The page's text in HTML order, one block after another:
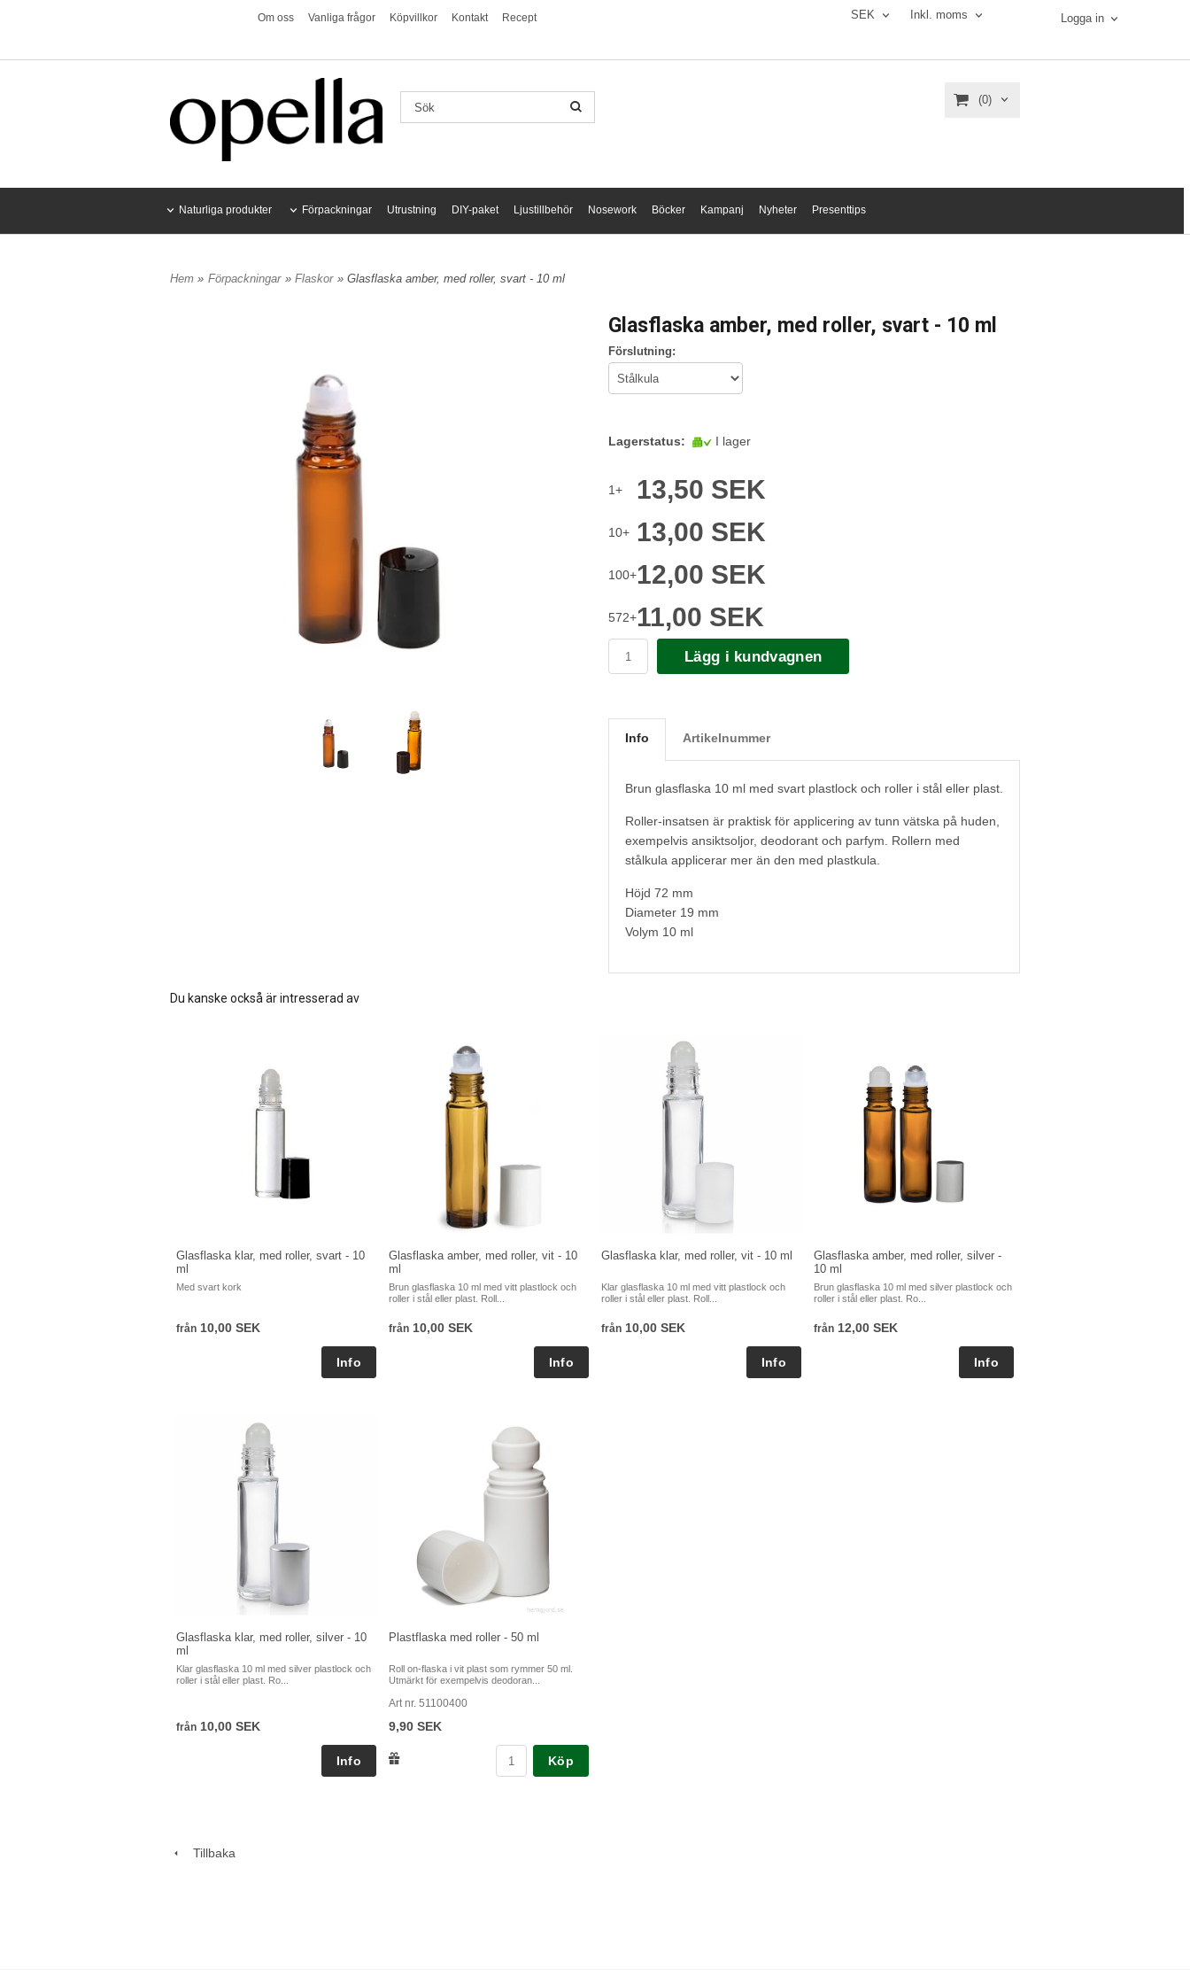
Om oss Vanliga frågor Köpvillkor Kontakt Recept SEK Inkl. moms Logga in
(0)
Naturliga produkter Förpackningar Utrustning DIY-paket Ljustillbehör Nosework Böcker Kampanj Nyheter Presenttips
Hem » Förpackningar » Flaskor » Glasflaska amber, med roller, svart - 10 ml
Glasflaska amber, med roller, svart - 10 ml
Förslutning:
Lagerstatus: I lager
1+ 13,50 SEK
10+ 13,00 SEK
100+12,00 SEK
572+11,00 SEK
Lägg i kundvagnen
Info Artikelnummer
Brun glasflaska 10 ml med svart plastlock och roller i stål eller plast.
Roller-insatsen är praktisk för applicering av tunn vätska på huden,
exempelvis ansiktsoljor, deodorant och parfym. Rollern med
stålkula applicerar mer än den med plastkula.
Höjd 72 mm
Diameter 19 mm
Volym 10 ml
Du kanske också är intresserad av
Glasflaska klar, med roller, svart - 10
ml
Med svart kork
från 10,00 SEK
Glasflaska amber, med roller, vit - 10
ml
Brun glasflaska 10 ml med vitt plastlock och
roller i stål eller plast. Roll...
från 10,00 SEK
Glasflaska klar, med roller, vit - 10 ml
Klar glasflaska 10 ml med vitt plastlock och
roller i stål eller plast. Roll...
från 10,00 SEK
Glasflaska amber, med roller, silver -
10 ml
Brun glasflaska 10 ml med silver plastlock och
roller i stål eller plast. Ro...
från 12,00 SEK
Glasflaska klar, med roller, silver - 10
ml
Klar glasflaska 10 ml med silver plastlock och
roller i stål eller plast. Ro...
från 10,00 SEK
Plastflaska med roller - 50 ml
Roll on-flaska i vit plast som rymmer 50 ml.
Utmärkt för exempelvis deodoran...
Art nr. 51100400
9,90 SEK
Köp
Tillbaka